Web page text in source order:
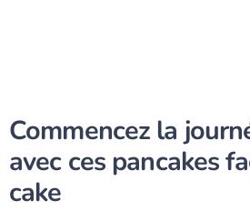
Commencez la
avec ces pancakes
cake